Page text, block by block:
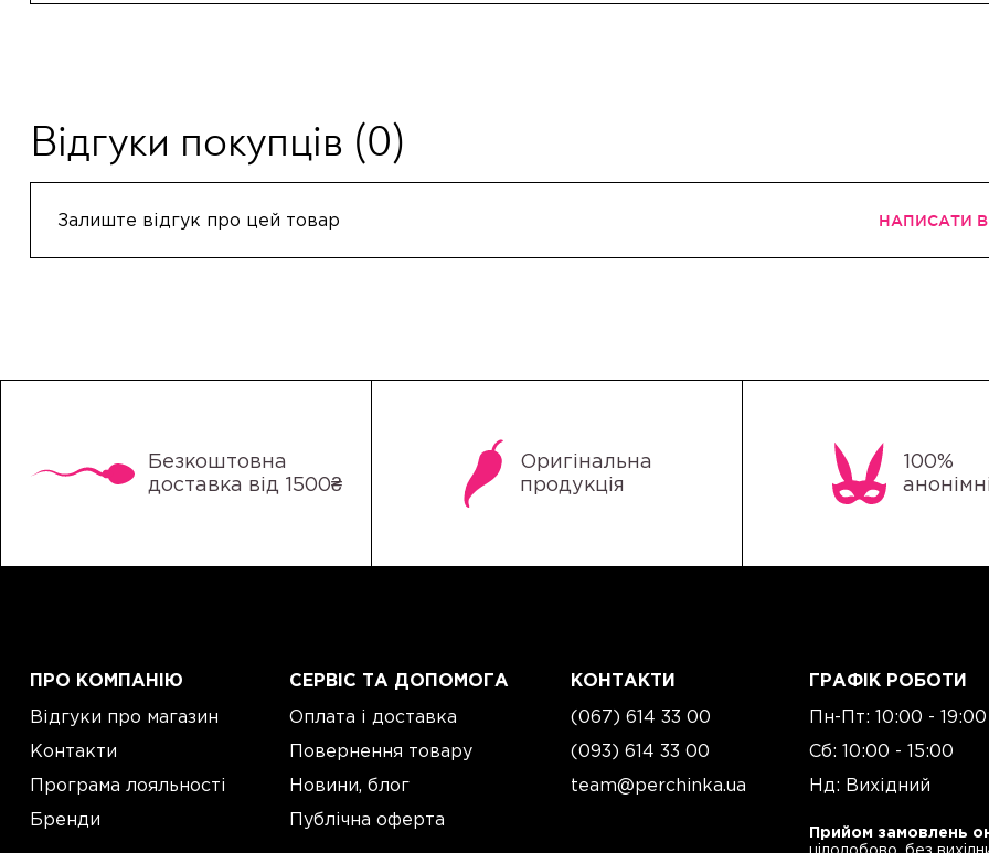
Відгуки покупців (0)
Залиште відгук про цей товар НАПИСАТИ
Безкоштовна
доставка від 1500₴
Оригінальна
продукція
100%
ПРО КОМПАНІЮ
Відгуки про магазин
Контакти
Програма лояльності
Бренди
СЕРВІС ТА ДОПОМОГА
Оплата і доставка
Повернення товару
Новини, блог
Публічна оферта
КОНТАКТИ
(067) 614 33 00
(093) 614 33 00
team@perchinka.ua
ГРАФІК РОБОТИ
Пн-Пт: 10:00 - 19:00
Сб: 10:00 - 15:00
Нд: Вихідний
Прийом замовлень